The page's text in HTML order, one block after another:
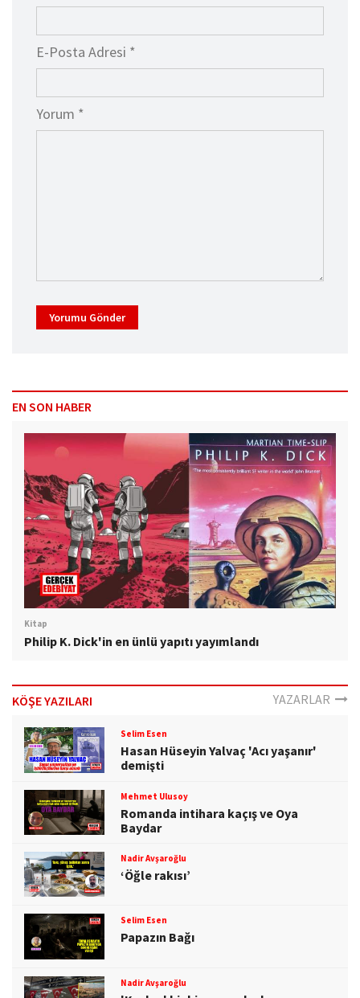
E-Posta Adresi *
Yorum *
Yorumu Gönder
EN SON HABER
Kitap
Philip K. Dick'in en ünlü yapıtı yayımlandı
KÖŞE YAZILARI YAZARLAR
Selim Esen
Hasan Hüseyin Yalvaç 'Acı yaşanır'
demişti
Mehmet Ulusoy
Romanda intihara kaçış ve Oya
Baydar
Nadir Avşaroğlu
‘Öğle rakısı’
Selim Esen
Papazın Bağı
Nadir Avşaroğlu